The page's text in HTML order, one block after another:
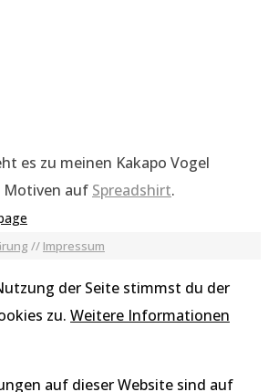
es zu meinen Kakapo Vogel
Motiven auf Spreadshirt.
// Impressum
der Seite stimmst du der
zu. Weitere Informationen
auf dieser Website sind auf